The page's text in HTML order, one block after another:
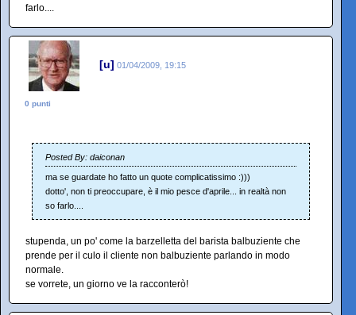
farlo....
[u] 01/04/2009, 19:15
0 punti
Posted By: daiconan
ma se guardate ho fatto un quote complicatissimo :)))
dotto', non ti preoccupare, è il mio pesce d'aprile... in realtà non
so farlo....
stupenda, un po' come la barzelletta del barista balbuziente che
prende per il culo il cliente non balbuziente parlando in modo
normale.
se vorrete, un giorno ve la racconterò!